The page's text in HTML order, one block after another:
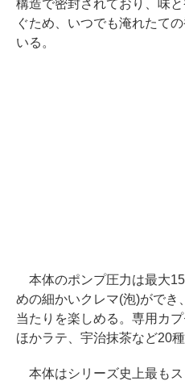
構造で密封されており、味
ぐため、いつでも淹れたて
いる。
本体のポンプ圧力は最大
めの細かいクレマ(泡)ができ
当たりを楽しめる。専用カ
ほかラテ、宇治抹茶など20
本体はシリーズ史上最も